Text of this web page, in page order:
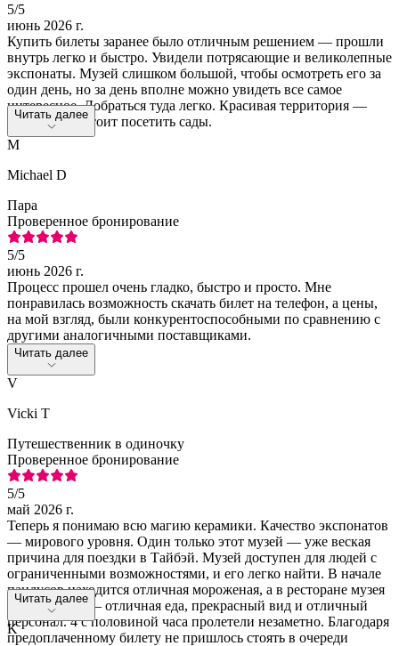
5/5
июнь 2026 г.
Купить билеты заранее было отличным решением — прошли
внутрь легко и быстро. Увидели потрясающие и великолепные
экспонаты. Музей слишком большой, чтобы осмотреть его за
один день, но за день вполне можно увидеть все самое
интересное. Добраться туда легко. Красивая территория —
обязательно стоит посетить сады.
Читать далее
M
Michael D
Пара
Проверенное бронирование
5/5
июнь 2026 г.
Процесс прошел очень гладко, быстро и просто. Мне
понравилась возможность скачать билет на телефон, а цены,
на мой взгляд, были конкурентоспособными по сравнению с
другими аналогичными поставщиками.
Читать далее
V
Vicki T
Путешественник в одиночку
Проверенное бронирование
5/5
май 2026 г.
Теперь я понимаю всю магию керамики. Качество экспонатов
— мирового уровня. Один только этот музей — уже веская
причина для поездки в Тайбэй. Музей доступен для людей с
ограниченными возможностями, и его легко найти. В начале
пандусов находится отличная мороженая, а в ресторане музея
на 4-м этаже — отличная еда, прекрасный вид и отличный
персонал. 4 с половиной часа пролетели незаметно. Благодаря
предоплаченному билету не пришлось стоять в очереди
Читать далее
K